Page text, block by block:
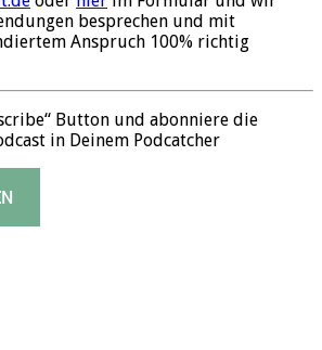
besprechen und mit
Anspruch 100% richtig
Button und abonniere die
in Deinem Podcatcher